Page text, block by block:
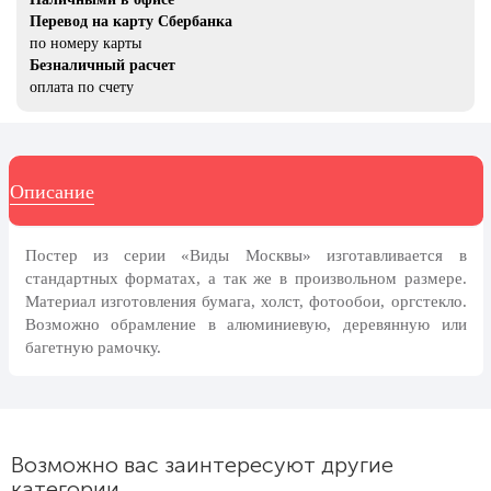
8 марта, Международный женский
день
27 марта, День театра
1 апреля, День смеха
благоустройству
День геолога (первое воскресенье
Светлая Пасха
12 апреля, День космонавтики
18 апреля, Дни исторического и
культурного наследия
9 мая, День Победы
Перевод на карту Сбербанка
по номеру карты
Безналичный расчет
оплата по счету
Описание
Постер из серии «Виды Москвы» изготавливается в
стандартных форматах, а так же в произвольном размере.
Материал изготовления бумага, холст, фотообои, оргстекло.
Возможно обрамление в алюминиевую, деревянную или
багетную рамочку.
Возможно вас заинтересуют другие